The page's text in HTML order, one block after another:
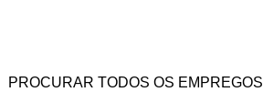
PROCURAR TODOS OS EMPREGOS